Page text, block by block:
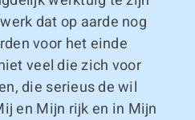
dat op aarde nog
voor het einde
veel die zich voor
die serieus de wil
en Mijn rijk en in Mijn